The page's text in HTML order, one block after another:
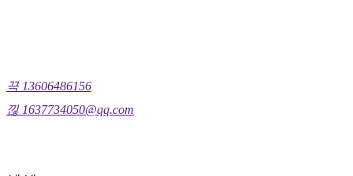
끅 13606486156
낂 1637734050@qq.com